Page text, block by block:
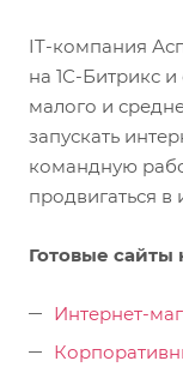
IT-компания
на 1С-Битрикс
малого и
запускать
командную
продвигаться в
Готовые сайты
Интернет-